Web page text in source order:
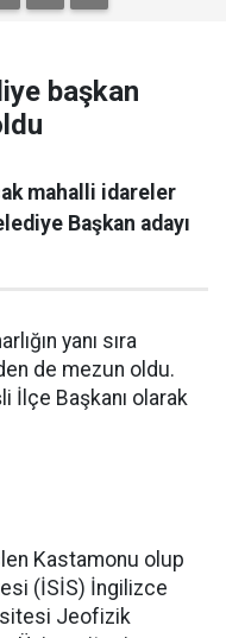
başkan
mahalli idareler
Başkan adayı
yanı sıra
de mezun oldu.
İlçe Başkanı olarak
Kastamonu olup
(İSİS) İngilizce
Jeofizik